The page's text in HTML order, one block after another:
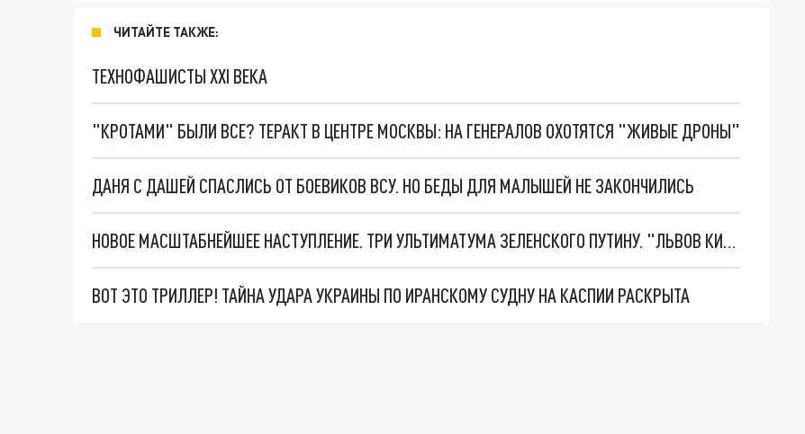
ЧИТАЙТЕ ТАКЖЕ:
ТЕХНОФАШИСТЫ XXI ВЕКА
"КРОТАМИ" БЫЛИ ВСЕ? ТЕРАКТ В ЦЕНТРЕ МОСКВЫ: НА ГЕНЕРАЛОВ ОХОТЯТСЯ "ЖИВЫЕ ДРОНЫ"
ДАНЯ С ДАШЕЙ СПАСЛИСЬ ОТ БОЕВИКОВ ВСУ. НО БЕДЫ ДЛЯ МАЛЫШЕЙ НЕ ЗАКОНЧИЛИСЬ
НОВОЕ МАСШТАБНЕЙШЕЕ НАСТУПЛЕНИЕ. ТРИ УЛЬТИМАТУМА ЗЕЛЕНСКОГО ПУТИНУ. "ЛЬВОВ КИМА" ПОСТАВЯТ НА ПВО? ГЛОБАЛЬНЫЙ ПРОРЫВ ПОД ЗАПОРОЖЬЕМ
ВОТ ЭТО ТРИЛЛЕР! ТАЙНА УДАРА УКРАИНЫ ПО ИРАНСКОМУ СУДНУ НА КАСПИИ РАСКРЫТА